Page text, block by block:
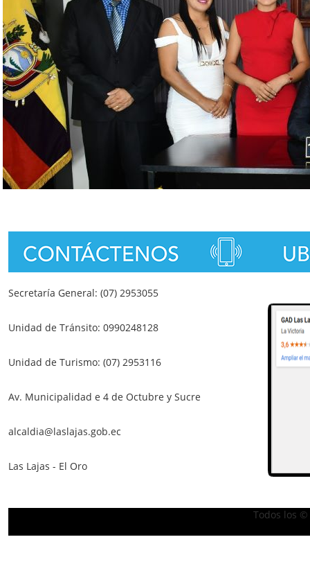
Secretaría General: (07) 2953055
Unidad de Tránsito: 0990248128
Unidad de Turismo: (07) 2953116
Av. Municipalidad e 4 de Octubre y Sucre
alcaldia@laslajas.gob.ec
Las Lajas - El Oro
Todos los ©